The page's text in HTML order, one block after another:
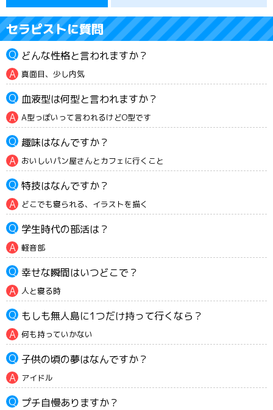
セラピストに質問
どんな性格と言われますか？
真面目、少し内気
血液型は何型と言われますか？
A型っぽいって言われるけどO型です
趣味はなんですか？
おいしいパン屋さんとカフェに行くこと
特技はなんですか？
どこでも寝られる、イラストを描く
学生時代の部活は？
軽音部
幸せな瞬間はいつどこで？
人と寝る時
もしも無人島に1つだけ持って行くなら？
何も持っていかない
子供の頃の夢はなんですか？
アイドル
プチ自慢ありますか？